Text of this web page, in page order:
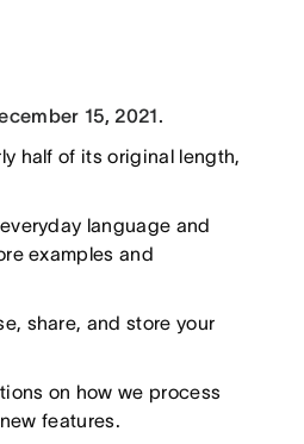
15, 2021.
half of its original length,
language and
examples and
share, and store your
on how we process
features.